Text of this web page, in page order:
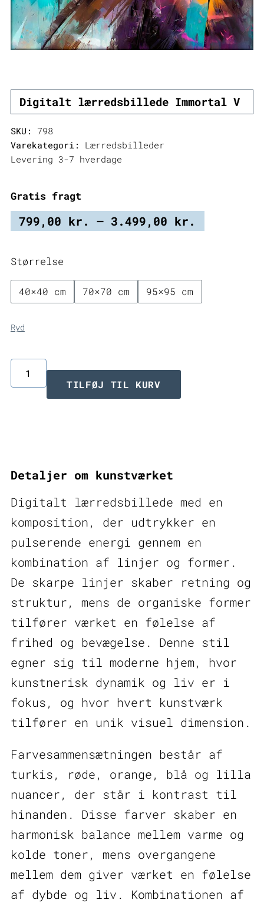
Digitalt lærredsbillede Immortal V
SKU:
798
Varekategori:
Lærredsbilleder
Levering 3-7 hverdage
Gratis fragt
799,00 kr. – 3.499,00 kr.
799,00
Størrelse
40×40 cm 70×70 cm 95×95 cm
Ryd
Digitalt
lærredsbillede
TILFØJ TIL KURV
Detaljer om kunstværket
Digitalt lærredsbillede med en
komposition, der udtrykker en
pulserende energi gennem en
kombination af linjer og former.
De skarpe linjer skaber retning og
struktur, mens de organiske former
tilfører værket en følelse af
frihed og bevægelse. Denne stil
egner sig til moderne hjem, hvor
kunstnerisk dynamik og liv er i
fokus, og hvor hvert kunstværk
tilfører en unik visuel dimension.
Farvesammensætningen består af
turkis, røde, orange, blå og lilla
nuancer, der står i kontrast til
hinanden. Disse farver skaber en
harmonisk balance mellem varme og
kolde toner, mens overgangene
mellem dem giver værket en følelse
af dybde og liv. Kombinationen af